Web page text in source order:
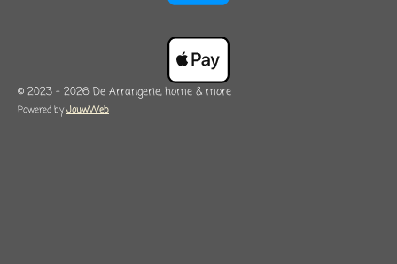
© 2023 - 2026 De Arrangerie, home & more
Powered byJouwWeb